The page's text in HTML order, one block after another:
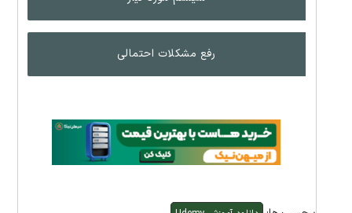
رفع مشکلات احتمالی